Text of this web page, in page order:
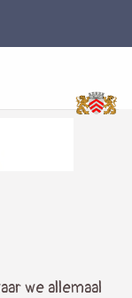
we allemaal